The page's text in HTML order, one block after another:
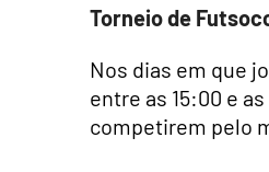
Torneio de
Nos dias em que
entre as 15:00 e
competirem pelo